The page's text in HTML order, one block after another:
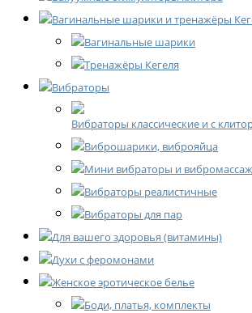
Вагинальные шарики и тренажёры
Вагинальные шарики
Тренажёры Кегеля
Вибраторы
Вибраторы классические и с
Виброшарики, виброяйца
Мини вибраторы и
Вибраторы реалистичные
Вибраторы для пар
Для вашего здоровья (витамины)
Духи с феромонами
Женское эротическое белье
Боди, платья, комплекты